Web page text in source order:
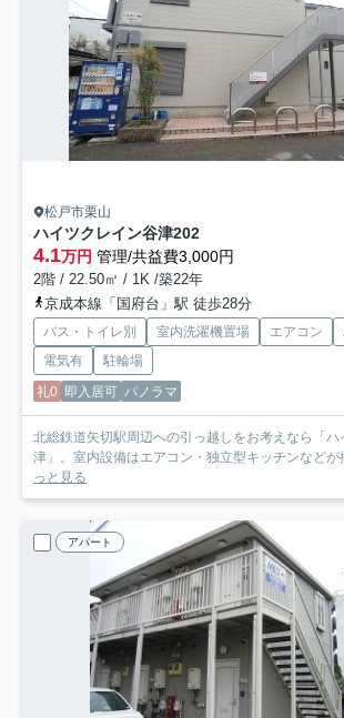
松戸市栗山
ハイツクレイン谷津202
4.1万円 管理/共益費3,000円
2階 / 22.50㎡ / 1K /築22年
京成本線「国府台」駅 徒歩28分
バス・トイレ別 室内洗濯機置場 エアコン
電気有
駐輪場
礼0 即入居可 パノラマ
北総鉄道矢切駅周辺への引っ越しをお考えなら「ハ
津」。室内設備はエアコン・独立型キッチンなどが
っと見る
アパート